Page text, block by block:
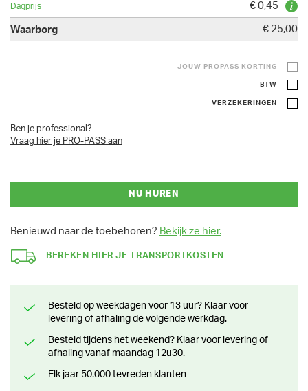
€ 0,45
€ 25,00
JOUW PROPASS KORTING
BTW
VERZEKERINGEN
Ben je professional?
Vraag hier je PRO-PASS aan
NU HUREN
Benieuwd naar de toebehoren? Bekijk ze hier.
BEREKEN HIER JE TRANSPORTKOSTEN
Besteld op weekdagen voor 13 uur? Klaar voor
levering of afhaling de volgende werkdag.
Besteld tijdens het weekend? Klaar voor levering of
afhaling vanaf maandag 12u30.
Elk jaar 50.000 tevreden klanten